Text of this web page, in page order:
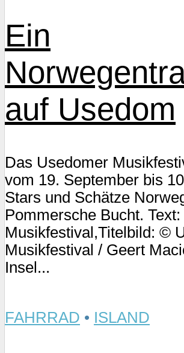
Ein
auf Usedom
Das Usedomer
vom 19. September bis
Stars und Schätze
Pommersche Bucht.
Musikfestival,Titelbild: ©
Musikfestival / Geert
Insel...
FAHRRAD • ISLAND